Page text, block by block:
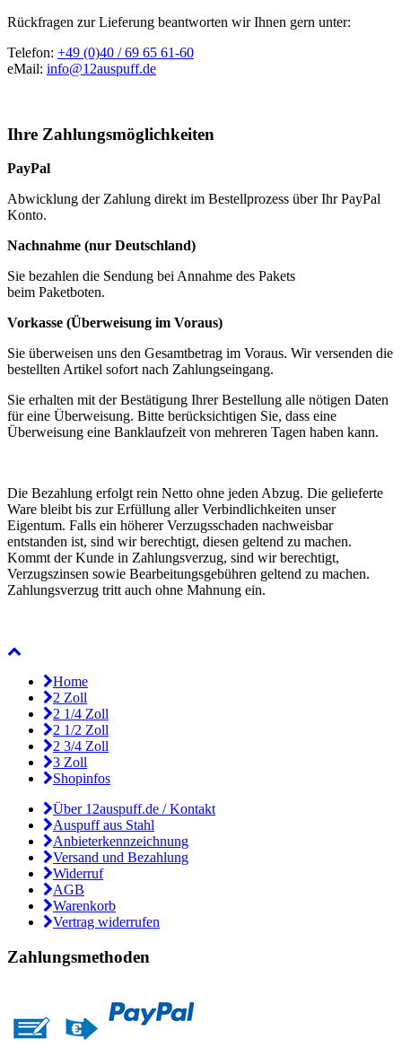
Rückfragen zur Lieferung beantworten wir Ihnen gern unter:
Telefon: +49 (0)40 / 69 65 61-60
eMail: info@12auspuff.de
Ihre Zahlungsmöglichkeiten
PayPal
Abwicklung der Zahlung direkt im Bestellprozess über Ihr PayPal
Konto.
Nachnahme (nur Deutschland)
Sie bezahlen die Sendung bei Annahme des Pakets
beim Paketboten.
Vorkasse (Überweisung im Voraus)
Sie überweisen uns den Gesamtbetrag im Voraus. Wir versenden die
bestellten Artikel sofort nach Zahlungseingang.
Sie erhalten mit der Bestätigung Ihrer Bestellung alle nötigen Daten
für eine Überweisung. Bitte berücksichtigen Sie, dass eine
Überweisung eine Banklaufzeit von mehreren Tagen haben kann.
Die Bezahlung erfolgt rein Netto ohne jeden Abzug. Die gelieferte
Ware bleibt bis zur Erfüllung aller Verbindlichkeiten unser
Eigentum. Falls ein höherer Verzugsschaden nachweisbar
entstanden ist, sind wir berechtigt, diesen geltend zu machen.
Kommt der Kunde in Zahlungsverzug, sind wir berechtigt,
Verzugszinsen sowie Bearbeitungsgebühren geltend zu machen.
Zahlungsverzug tritt auch ohne Mahnung ein.
Home
2 Zoll
2 1/4 Zoll
2 1/2 Zoll
2 3/4 Zoll
3 Zoll
Shopinfos
Über 12auspuff.de / Kontakt
Auspuff aus Stahl
Anbieterkennzeichnung
Versand und Bezahlung
Widerruf
AGB
Warenkorb
Vertrag widerrufen
Zahlungsmethoden